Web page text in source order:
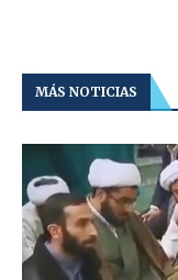
MÁS NOTICIAS